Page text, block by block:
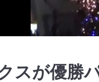
スが優勝